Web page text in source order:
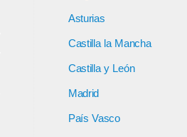
Asturias
Castilla la Mancha
Castilla y León
Madrid
País Vasco